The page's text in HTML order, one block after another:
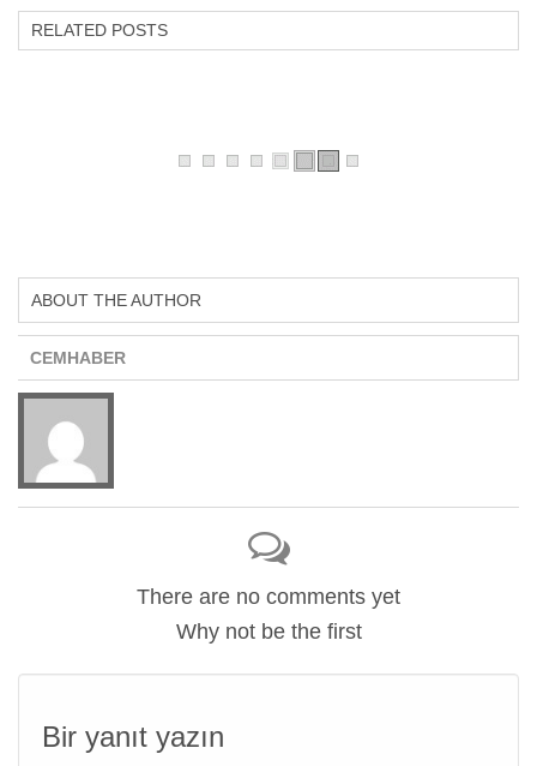
RELATED POSTS
ABOUT THE AUTHOR
CEMHABER
There are no comments yet
Why not be the first
Bir yanıt yazın